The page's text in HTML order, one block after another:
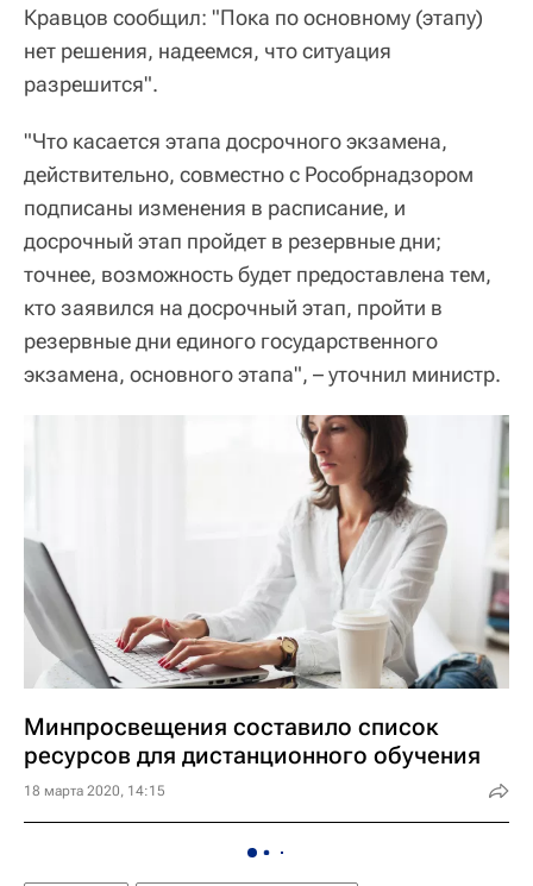
Кравцов сообщил: "Пока по основному (этапу)
нет решения, надеемся, что ситуация
разрешится".
"Что касается этапа досрочного экзамена,
действительно, совместно с Рособрнадзором
подписаны изменения в расписание, и
досрочный этап пройдет в резервные дни;
точнее, возможность будет предоставлена тем,
кто заявился на досрочный этап, пройти в
резервные дни единого государственного
экзамена, основного этапа", – уточнил министр.
Минпросвещения составило список
ресурсов для дистанционного обучения
18 марта 2020, 14:15